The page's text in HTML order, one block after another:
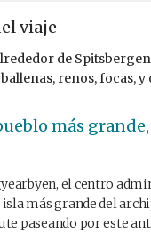
viaje
de
renos, focas, y
más
el centro
más grande del
paseando por este